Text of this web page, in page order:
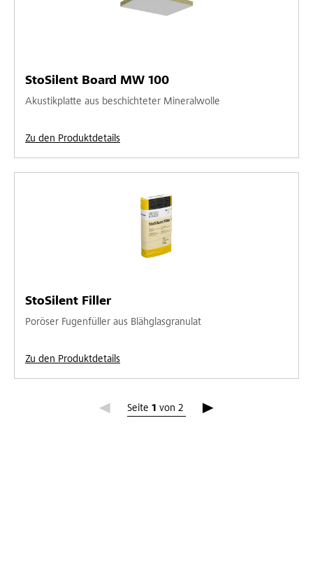
StoSilent Board MW 100
Akustikplatte aus beschichteter Mineralwolle
Zu den Produktdetails
StoSilent Filler
Poröser Fugenfüller aus Blähglasgranulat
Zu den Produktdetails
Seite 1 von 2
Seite 1